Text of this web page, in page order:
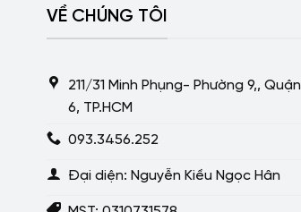
VỀ CHÚNG TÔI
211/31 Minh Phụng- Phường 9,, Quận
6, TP.HCM
093.3456.252
Đại diện: Nguyễn Kiều Ngọc Hân